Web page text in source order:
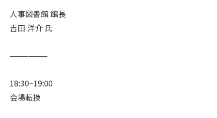
人事図書館 館長
吉田 洋介 氏
——————
18:30~19:00
会場転換